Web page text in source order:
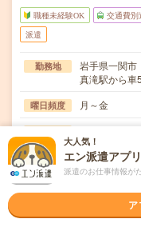
職種未経験OK 交通費別
派遣
勤務地
岩手県一関市
真滝駅から車
曜日頻度 月～金
期間 長期でお仕事
時給
大人気！
エン派遣アプリ
派遣のお仕事情報が